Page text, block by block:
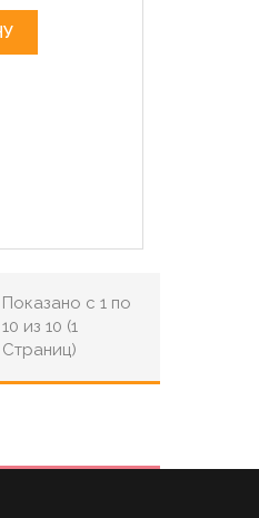
Показано с 1 по
10 из 10 (1
Страниц)